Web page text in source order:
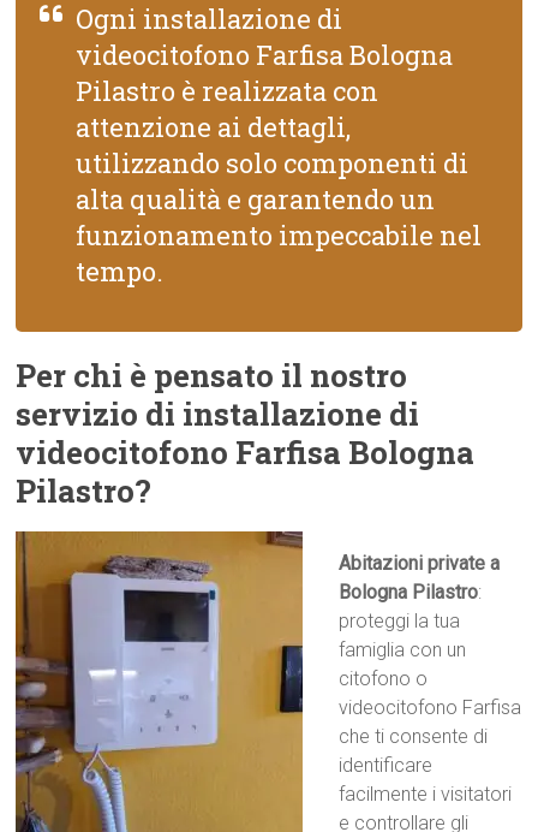
Ogni installazione di
videocitofono Farfisa Bologna
Pilastro è realizzata con
attenzione ai dettagli,
utilizzando solo componenti di
alta qualità e garantendo un
funzionamento impeccabile nel
tempo.
Per chi è pensato il nostro
servizio di installazione di
videocitofono Farfisa Bologna
Pilastro?
Abitazioni private a
Bologna Pilastro:
proteggi la tua
famiglia con un
citofono o
videocitofono Farfisa
che ti consente di
identificare
facilmente i visitatori
e controllare gli